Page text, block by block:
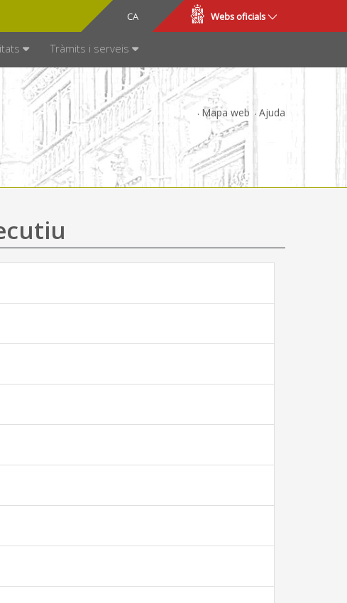
CA
ES Webs oficials
Tràmits i serveis
Mapa web Ajuda